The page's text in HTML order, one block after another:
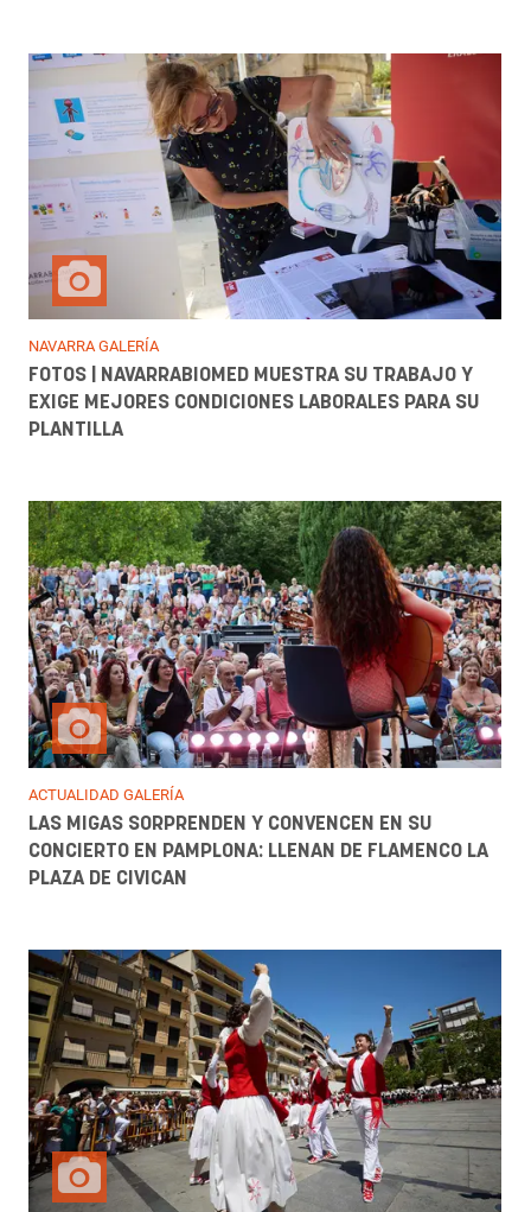
NAVARRA GALERÍA
FOTOS | NAVARRABIOMED MUESTRA SU TRABAJO Y
EXIGE MEJORES CONDICIONES LABORALES PARA SU
PLANTILLA
ACTUALIDAD GALERÍA
LAS MIGAS SORPRENDEN Y CONVENCEN EN SU
CONCIERTO EN PAMPLONA: LLENAN DE FLAMENCO LA
PLAZA DE CIVICAN